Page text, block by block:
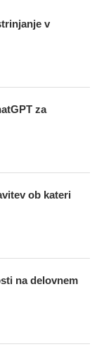
v
za
ob kateri
na delovnem